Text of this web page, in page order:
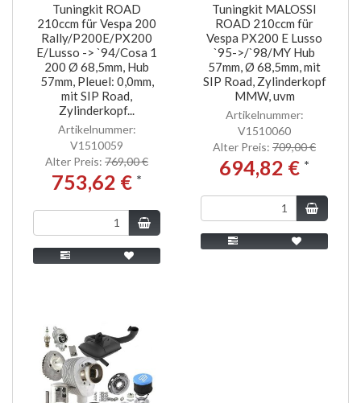
Tuningkit ROAD
210ccm für Vespa 200
Rally/P200E/PX200
E/Lusso -> `94/Cosa 1
200 Ø 68,5mm, Hub
57mm, Pleuel: 0,0mm,
mit SIP Road,
Zylinderkopf...
Artikelnummer:
V1510059
Alter Preis: 769,00 €
753,62 € *
Tuningkit MALOSSI
ROAD 210ccm für
Vespa PX200 E Lusso
`95->/`98/MY Hub
57mm, Ø 68,5mm, mit
SIP Road, Zylinderkopf
MMW, uvm
Artikelnummer:
V1510060
Alter Preis: 709,00 €
694,82 € *